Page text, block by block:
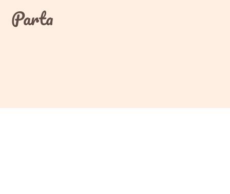
contentParta